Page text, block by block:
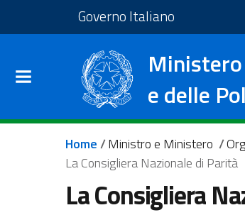
Salta al contenuto principale
Governo Italiano Vai al sito
e delle
Briciole di
Home/Ministro e Ministero /
La Consigliera Nazionale di Parità
La Consigliera